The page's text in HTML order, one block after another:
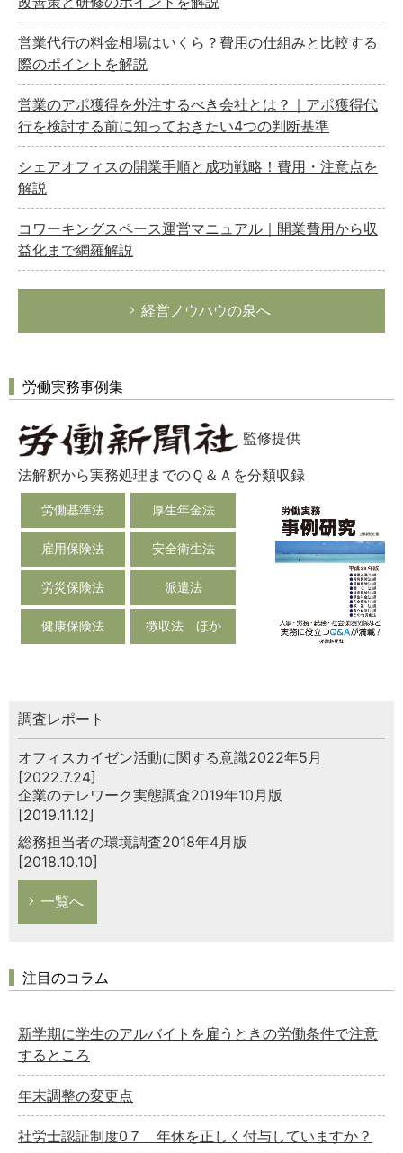
営業代行の料金相場はいくら？費用の仕組みと比較する
際のポイントを解説
営業のアポ獲得を外注するべき会社とは？｜アポ獲得代
行を検討する前に知っておきたい4つの判断基準
シェアオフィスの開業手順と成功戦略！費用・注意点を
解説
コワーキングスペース運営マニュアル｜開業費用から収
益化まで網羅解説
経営ノウハウの泉へ
労働実務事例集
監修提供
法解釈から実務処理までのＱ＆Ａを分類収録
労働基準法 厚生年金法
雇用保険法 安全衛生法
労災保険法 派遣法
健康保険法 徴収法 ほか
調査レポート
オフィスカイゼン活動に関する意識2022年5月
[2022.7.24]
企業のテレワーク実態調査2019年10月版
[2019.11.12]
総務担当者の環境調査2018年4月版
[2018.10.10]
一覧へ
注目のコラム
新学期に学生のアルバイトを雇うときの労働条件で注意
するところ
年末調整の変更点
社労士認証制度0７ 年休を正しく付与していますか？